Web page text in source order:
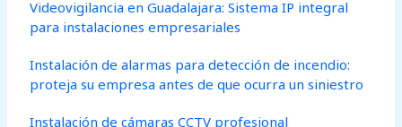
Videovigilancia en Guadalajara: Sistema IP integral
para instalaciones empresariales
Instalación de alarmas para detección de incendio:
proteja su empresa antes de que ocurra un siniestro
Instalación de cámaras CCTV profesional